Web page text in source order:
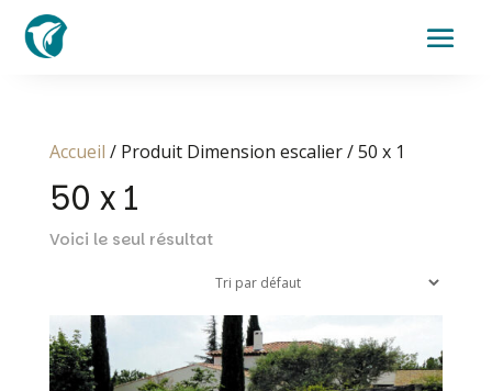
Accueil / Produit Dimension escalier / 50 x 1
50 x 1
Voici le seul résultat